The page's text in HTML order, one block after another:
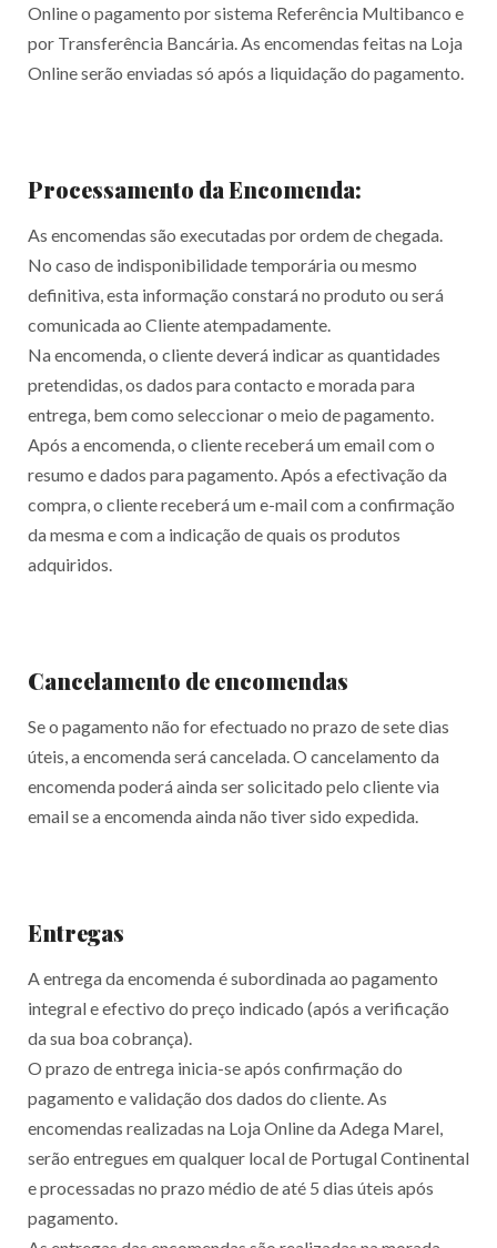
Online o pagamento por sistema Referência Multibanco e
por Transferência Bancária. As encomendas feitas na Loja
Online serão enviadas só após a liquidação do pagamento.
Processamento da Encomenda:
As encomendas são executadas por ordem de chegada.
No caso de indisponibilidade temporária ou mesmo
definitiva, esta informação constará no produto ou será
comunicada ao Cliente atempadamente.
Na encomenda, o cliente deverá indicar as quantidades
pretendidas, os dados para contacto e morada para
entrega, bem como seleccionar o meio de pagamento.
Após a encomenda, o cliente receberá um email com o
resumo e dados para pagamento. Após a efectivação da
compra, o cliente receberá um e-mail com a confirmação
da mesma e com a indicação de quais os produtos
adquiridos.
Cancelamento de encomendas
Se o pagamento não for efectuado no prazo de sete dias
úteis, a encomenda será cancelada. O cancelamento da
encomenda poderá ainda ser solicitado pelo cliente via
email se a encomenda ainda não tiver sido expedida.
Entregas
A entrega da encomenda é subordinada ao pagamento
integral e efectivo do preço indicado (após a verificação
da sua boa cobrança).
O prazo de entrega inicia-se após confirmação do
pagamento e validação dos dados do cliente. As
encomendas realizadas na Loja Online da Adega Marel,
serão entregues em qualquer local de Portugal Continental
e processadas no prazo médio de até 5 dias úteis após
pagamento.